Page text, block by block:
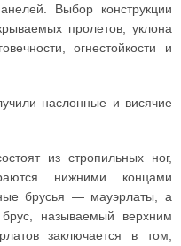
Выбор конструкции
пролетов, уклона
огнестойкости и
наслонные и висячие
из стропильных ног,
нижними концами
брусья — мауэрлаты, а
называемый верхним
заключается в том,